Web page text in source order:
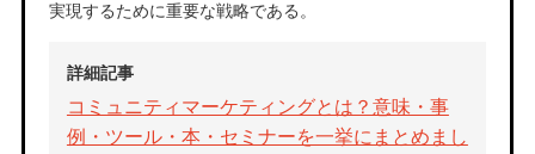
実現するために重要な戦略である。
詳細記事
コミュニティマーケティングとは？意味・事
例・ツール・本・セミナーを一挙にまとめまし